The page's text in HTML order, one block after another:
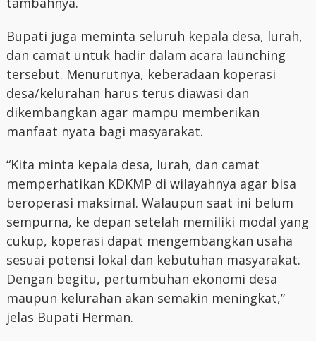
Bupati juga meminta seluruh kepala desa, lurah,
dan camat untuk hadir dalam acara launching
tersebut. Menurutnya, keberadaan koperasi
desa/kelurahan harus terus diawasi dan
dikembangkan agar mampu memberikan
manfaat nyata bagi masyarakat.
“Kita minta kepala desa, lurah, dan camat
memperhatikan KDKMP di wilayahnya agar bisa
beroperasi maksimal. Walaupun saat ini belum
sempurna, ke depan setelah memiliki modal yang
cukup, koperasi dapat mengembangkan usaha
sesuai potensi lokal dan kebutuhan masyarakat.
Dengan begitu, pertumbuhan ekonomi desa
maupun kelurahan akan semakin meningkat,”
jelas Bupati Herman.